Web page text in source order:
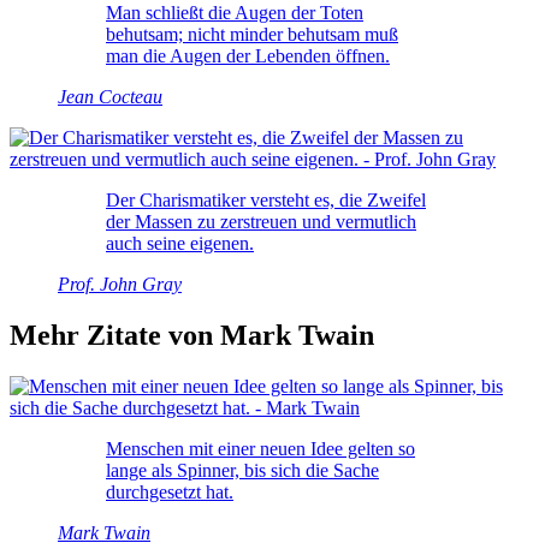
Man schließt die Augen der Toten
behutsam; nicht minder behutsam muß
man die Augen der Lebenden öffnen.
Jean Cocteau
Der Charismatiker versteht es, die Zweifel
der Massen zu zerstreuen und vermutlich
auch seine eigenen.
Prof. John Gray
Mehr Zitate von Mark Twain
Menschen mit einer neuen Idee gelten so
lange als Spinner, bis sich die Sache
durchgesetzt hat.
Mark Twain